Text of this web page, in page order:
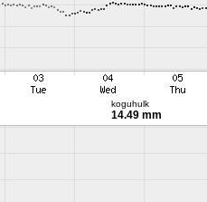
koguhulk
14.49 mm